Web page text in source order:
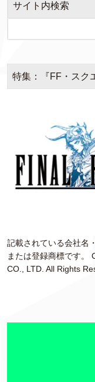
サイト内検索
特集：『FF・スク
記載されている会社名
または登録商標です。
CO., LTD. All Rights